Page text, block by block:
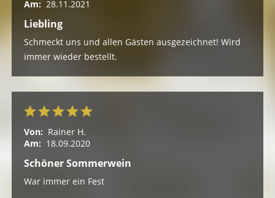
Am: 28.11.2021
Liebling
Schmeckt uns und allen Gästen ausgezeichnet! Wird
immer wieder bestellt.
Von: Rainer H.
Am: 18.09.2020
Schöner Sommerwein
War immer ein Fest